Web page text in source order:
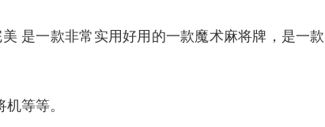
是一款非常实用好用的一款魔术麻将牌，是一
等等。